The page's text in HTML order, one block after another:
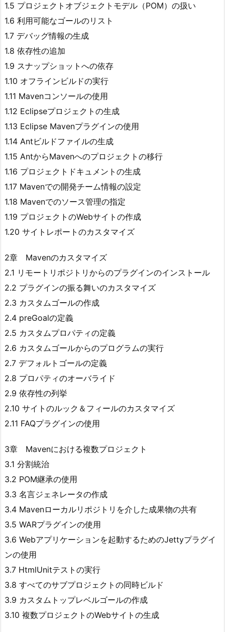
1.5 プロジェクトオブジェクトモデル（POM）の扱い
1.6 利用可能なゴールのリスト
1.7 デバッグ情報の生成
1.8 依存性の追加
1.9 スナップショットへの依存
1.10 オフラインビルドの実行
1.11 Mavenコンソールの使用
1.12 Eclipseプロジェクトの生成
1.13 Eclipse Mavenプラグインの使用
1.14 Antビルドファイルの生成
1.15 AntからMavenへのプロジェクトの移行
1.16 プロジェクトドキュメントの生成
1.17 Mavenでの開発チーム情報の設定
1.18 Mavenでのソース管理の指定
1.19 プロジェクトのWebサイトの作成
1.20 サイトレポートのカスタマイズ
2章 Mavenのカスタマイズ
2.1 リモートリポジトリからのプラグインのインストール
2.2 プラグインの振る舞いのカスタマイズ
2.3 カスタムゴールの作成
2.4 preGoalの定義
2.5 カスタムプロパティの定義
2.6 カスタムゴールからのプログラムの実行
2.7 デフォルトゴールの定義
2.8 プロパティのオーバライド
2.9 依存性の列挙
2.10 サイトのルック＆フィールのカスタマイズ
2.11 FAQプラグインの使用
3章 Mavenにおける複数プロジェクト
3.1 分割統治
3.2 POM継承の使用
3.3 名言ジェネレータの作成
3.4 Mavenローカルリポジトリを介した成果物の共有
3.5 WARプラグインの使用
3.6 Webアプリケーションを起動するためのJettyプラグイ
ンの使用
3.7 HtmlUnitテストの実行
3.8 すべてのサブプロジェクトの同時ビルド
3.9 カスタムトップレベルゴールの作成
3.10 複数プロジェクトのWebサイトの生成